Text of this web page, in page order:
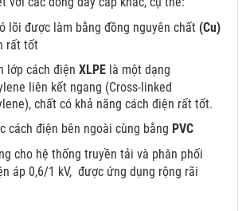
lõi được làm bằng đồng nguyên chất (Cu)
rất tốt
lớp cách điện XLPE là một dạng
liên kết ngang (Cross-linked
chất có khả năng cách điện rất tốt.
cách điện bên ngoài cùng bằng PVC
cho hệ thống truyền tải và phân phối
áp 0,6/1 kV, được ứng dụng rộng rãi